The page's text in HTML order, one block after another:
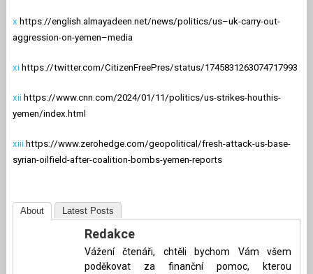
x https://english.almayadeen.net/news/politics/us–uk-carry-out-
aggression-on-yemen–media
xihttps://twitter.com/CitizenFreePres/status/1745831263074717993
xiihttps://www.cnn.com/2024/01/11/politics/us-strikes-houthis-
yemen/index.html
xiiihttps://www.zerohedge.com/geopolitical/fresh-attack-us-base-
syrian-oilfield-after-coalition-bombs-yemen-reports
About Latest Posts
Redakce
Vážení čtenáři, chtěli bychom Vám všem
poděkovat za finanční pomoc, kterou